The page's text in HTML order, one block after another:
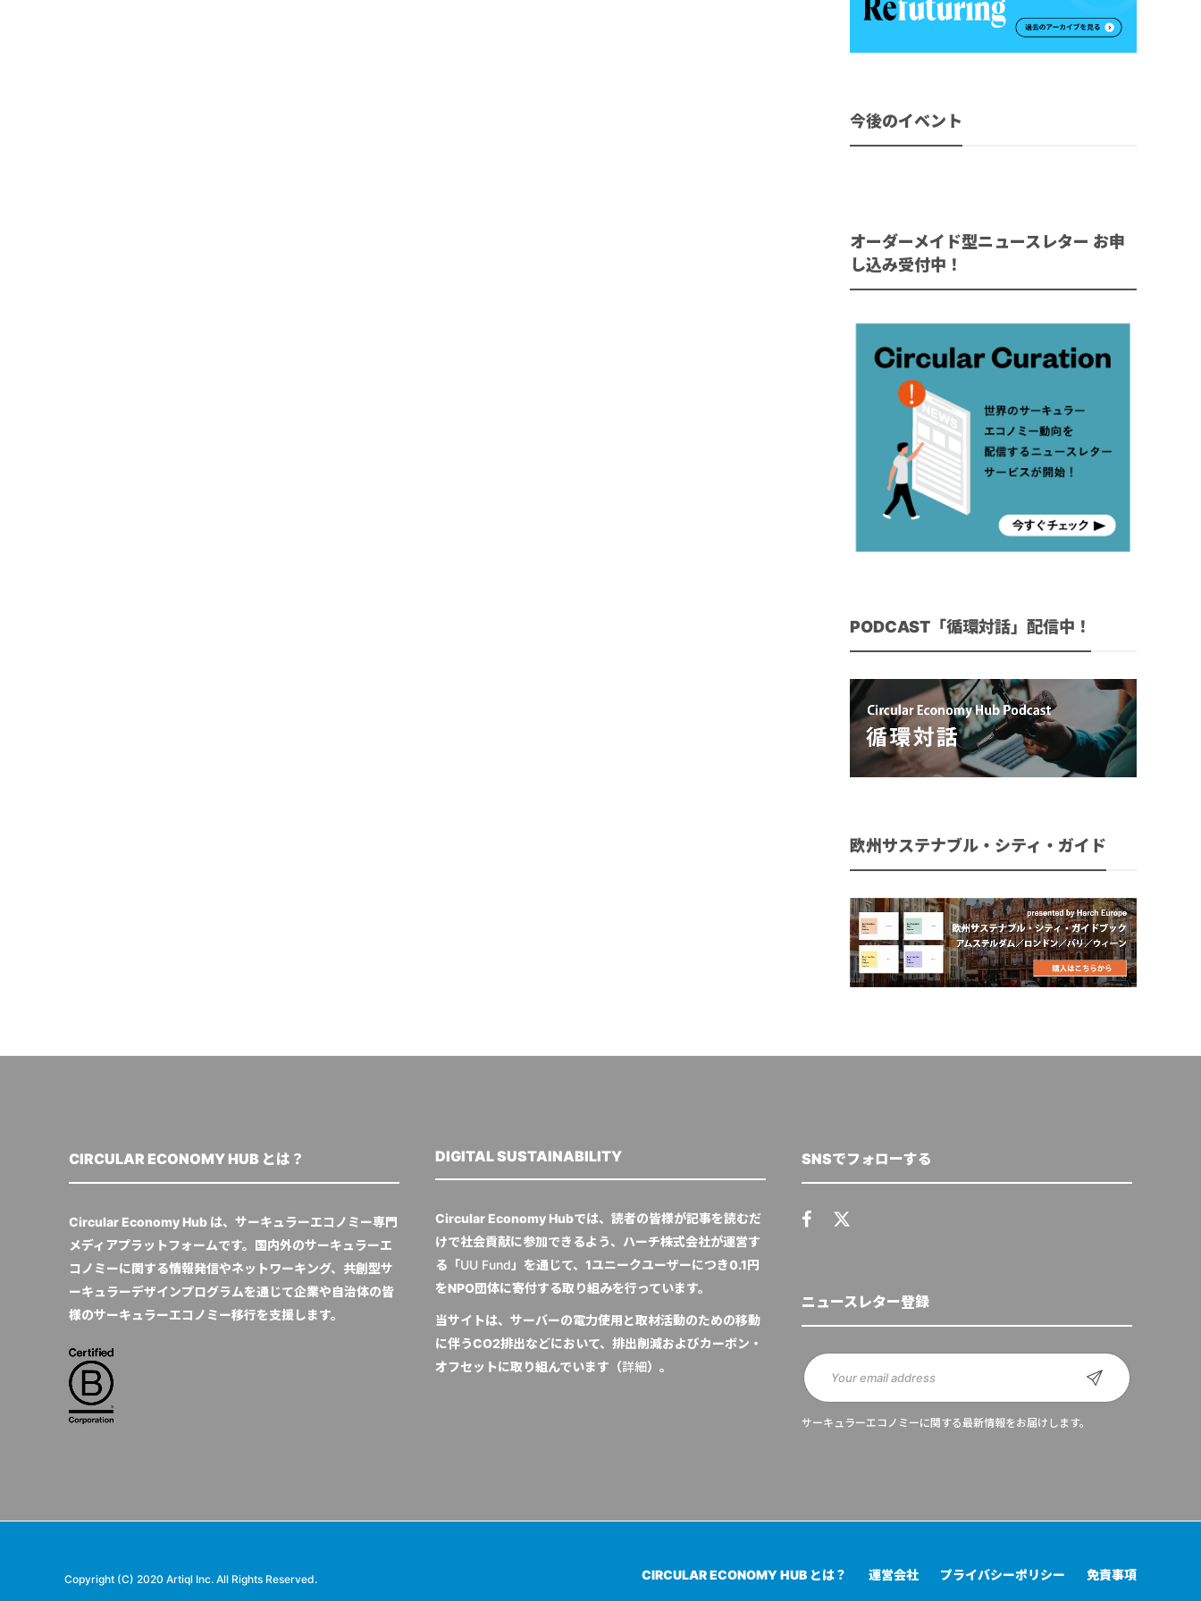
今後のイベント
オーダーメイド型ニュースレター お申
し込み受付中！
PODCAST「循環対話」配信中！
欧州サステナブル・シティ・ガイド
CIRCULAR ECONOMY HUB とは？
Circular Economy Hub は、サーキュラーエコノミー専門
メディアプラットフォームです。国内外のサーキュラーエ
コノミーに関する情報発信やネットワーキング、共創型サ
ーキュラーデザインプログラムを通じて企業や自治体の皆
様のサーキュラーエコノミー移行を支援します。
DIGITAL SUSTAINABILITY
Circular Economy Hubでは、読者の皆様が記事を読むだ
けで社会貢献に参加できるよう、ハーチ株式会社が運営す
る「UU Fund」を通じて、1ユニークユーザーにつき0.1円
をNPO団体に寄付する取り組みを行っています。
当サイトは、サーバーの電力使用と取材活動のための移動
に伴うCO2排出などにおいて、排出削減およびカーボン・
オフセットに取り組んでいます（詳細）。
SNSでフォローする
ニュースレター登録
サーキュラーエコノミーに関する最新情報をお届けします。
Copyright (C) 2020 Artiql Inc. All Rights Reserved. CIRCULAR ECONOMY HUB とは？ 運営会社 プライバシーポリシー 免責事項